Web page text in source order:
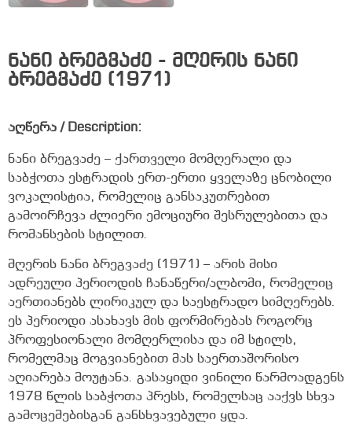
ნანი ბრეგვაძე - მღერის ნანი
ბრეგვაძე (1971)
აღწერა / Description:
ნანი ბრეგვაძე – ქართველი მომღერალი და
საბჭოთა ესტრადის ერთ-ერთი ყველაზე ცნობილი
ვოკალისტია, რომელიც განსაკუთრებით
გამოირჩევა ძლიერი ემოციური შესრულებითა და
რომანსების სტილით.
მღერის ნანი ბრეგვაძე (1971) – არის მისი
ადრეული პერიოდის ჩანაწერი/ალბომი, რომელიც
აერთიანებს ლირიკულ და საესტრადო სიმღერებს.
ეს პერიოდი ასახავს მის ფორმირებას როგორც
პროფესიონალი მომღერლისა და იმ სტილს,
რომელმაც მოგვიანებით მას საერთაშორისო
აღიარება მოუტანა. გასაყიდი ვინილი წარმოადგენს
1978 წლის საბჭოთა პრესს, რომელსაც ააქვს სხვა
გამოცემებისგან განსხვავებული ყდა.